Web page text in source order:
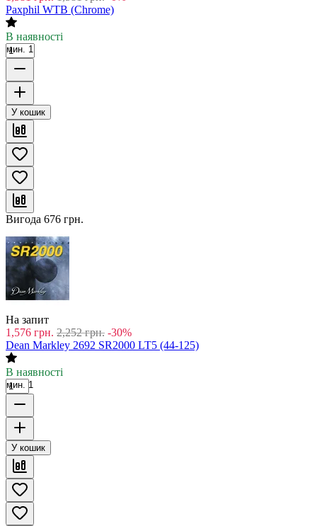
Paxphil WTB (Chrome)
В наявності
мин. 1
У кошик
Вигода 676 грн.
На запит
1,576 грн. 2,252 грн. -30%
Dean Markley 2692 SR2000 LT5 (44-125)
В наявності
мин. 1
У кошик